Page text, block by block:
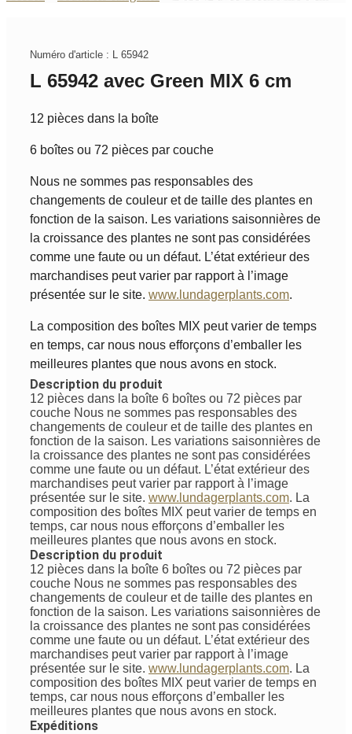
Numéro d'article : L 65942
L 65942 avec Green MIX 6 cm
12 pièces dans la boîte
6 boîtes ou 72 pièces par couche
Nous ne sommes pas responsables des
changements de couleur et de taille des plantes en
fonction de la saison. Les variations saisonnières de
la croissance des plantes ne sont pas considérées
comme une faute ou un défaut. L’état extérieur des
marchandises peut varier par rapport à l’image
présentée sur le site. www.lundagerplants.com.
La composition des boîtes MIX peut varier de temps
en temps, car nous nous efforçons d’emballer les
meilleures plantes que nous avons en stock.
Description du produit
12 pièces dans la boîte 6 boîtes ou 72 pièces par
couche Nous ne sommes pas responsables des
changements de couleur et de taille des plantes en
fonction de la saison. Les variations saisonnières de
la croissance des plantes ne sont pas considérées
comme une faute ou un défaut. L’état extérieur des
marchandises peut varier par rapport à l’image
présentée sur le site. www.lundagerplants.com. La
composition des boîtes MIX peut varier de temps en
temps, car nous nous efforçons d’emballer les
meilleures plantes que nous avons en stock.
Description du produit
12 pièces dans la boîte 6 boîtes ou 72 pièces par
couche Nous ne sommes pas responsables des
changements de couleur et de taille des plantes en
fonction de la saison. Les variations saisonnières de
la croissance des plantes ne sont pas considérées
comme une faute ou un défaut. L’état extérieur des
marchandises peut varier par rapport à l’image
présentée sur le site. www.lundagerplants.com. La
composition des boîtes MIX peut varier de temps en
temps, car nous nous efforçons d’emballer les
meilleures plantes que nous avons en stock.
Expéditions